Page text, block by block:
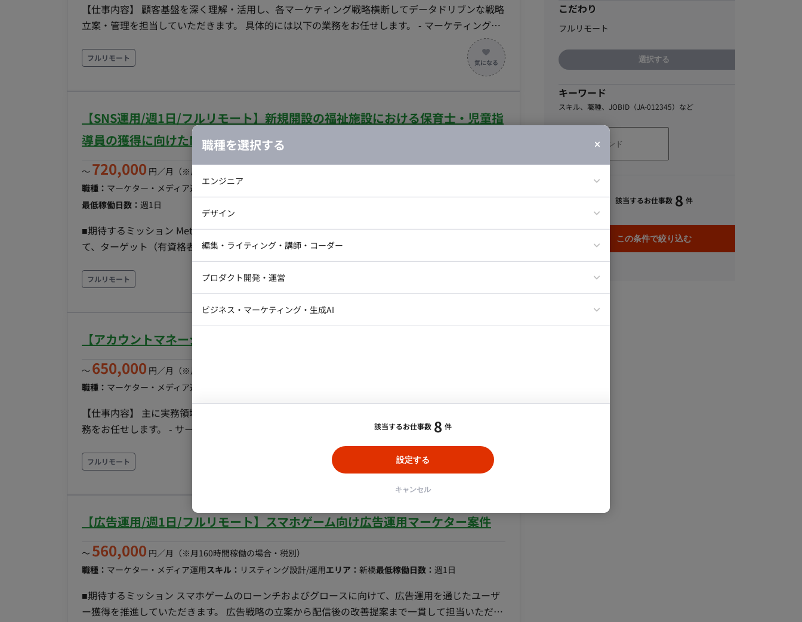
【仕事内容】 顧客基盤を深く理解・活用し、各マーケティング戦略横断してデータドリブンな戦略
立案・管理を担当していただきます。 具体的には以下の業務をお任せします。 - マーケティング戦
略策定: マーケティング領域における当社ストラテジストのビジョンを理解し、ロイヤルカスタマ
ー戦略や会員育成領域のロードマップ描く。 - フィジビリティの検証: 社内の資源を踏まえた戦略の
フィジビリティを検証し全体進捗の管理を行う。必要に応じてストラテジストへ資源追加の提案を
当社の顧客セグメントを深く理解し、アプリ/SNSなどのチャネルを活用した育成シナリオを構成し
具体的な戦術を策定する。 - 必要な人材モデルの作成: 構想した顧客育成シナリオの実現に必要なス
キルを持つ人材像を定義し、採用・育成計画を含む人材モデルを作成。 - ベンダー選定支援: 提案さ
れた内容を評価し、最適なベンダー等の支援会社の選定を支援。 - ROI（投資対効果）モデルの作
成: 各戦術の費用対効果を定量的に評価するためのROIモデルを作成し、経営層への説明・合意形成
を行う。 - 経営層への報告・提案支援: 検討状況や計画内容について、ストラテジストが定期的に経
営層へ報告し、必要な承認を得るための支援を行う。 - 関連部門との連携: デジタルマーケティング
部以外の関連部門と密に連携し、情報共有や意見交換を行いながら計画を推進。
フルリモート
【SNS運用/週1日/フルリモート】新規開設の福祉施設における保育士・児童指
導員の獲得に向けたMeta広告運用ディレクション業務案件
〜 720,000 円／月 （※月160時間稼働の場合・税別）
職種： マーケター・メディア運用スキル：
最低稼働日数： 週1日
■期待するミッション Meta広告を中心とした採用マーケティングの「司令塔（脳みそ役）」とし
て、ターゲット（有資格者）の獲得効率を最大化していただきます。広告クリエイティブやLPの改
善判断を行い、外部のLP制作者等へディレクションを行いながら成果創出に貢献していただきま
す。 ■業務内容・担当工程 【要件定義・設計・テスト・保守運用】 ・Meta広告マネージャーを用
いた、保育士・児童指導員に特化した詳細なセグメント・ターゲティング設計 ・広告運用全体の戦
略立案および数値改善に向けたレポーティング・分析 ・広告クリエイティブ・LPの改善判断、お
よび外部デザイナー（LP制作担当）への指示・ディレクション ・週次ミーティング（1回あたり
1〜2時間程度想定）における戦略の擦り合わせ・進捗報告 ■チーム体制 ・マーケティング責任者
境 ・FW：Meta広告マネージャー ■働き方 ・稼働量：週1日（初月は月16時間、2ヶ月目以降は月8
時間など状況に応じて縮小調整を想定） ・リモート稼働：フルリモート ・フレックス稼働：可能
（週次の定例打ち合わせ以外は、稼働時間を自主管理いただけます）
フルリモート
【アカウントマネージャー/週5日～/フルリモート】小売業の広告運営業務案件
〜 650,000 円／月 （※月160時間稼働の場合・税別）
職種： マーケター・メディア運用
【仕事内容】 主に実務領域のプロジェクトマネジメントをお願いいたします。具体的には以下の業
務をお任せします。 - サービスオーナーとの連携: リテールメディア事業のオーナーの計画を元に、
チームのフィジビリティを管理。 - チームのKPIやPDCA管理: チームメンバーの業務課題を見つ
け、PDCAを回すための支援を行う。 - 各アカウントのKPI管理: 戦略/戦術から引かれたKPIを達成す
るための阻害要因を解消し、施策を遂行する。 - ステークホルダーマネジメント: メーカーや代理
店、社内バイヤーとのコミュニケーションや要望の確認と対応。 - 契約/配信フロー管理: 各案件ご
との契約／配信フローの管理。 - PMO支援: ステークホルダーとの定例／商談／レポート業務、及
び社内の会議体の設定とファシリテーション。 - 戦略層への成長戦略提案支援: オーナーが社内の戦
フルリモート
【広告運用/週1日/フルリモート】スマホゲーム向け広告運用マーケター案件
〜 560,000 円／月 （※月160時間稼働の場合・税別）
職種： マーケター・メディア運用スキル： リスティング設計/運用エリア： 新橋最低稼働日数： 週1日
■期待するミッション スマホゲームのローンチおよびグロースに向けて、広告運用を通じたユーザ
ー獲得を推進していただきます。 広告戦略の立案から配信後の改善提案まで一貫して担当いただ
職種を選択する
エンジニア
インフラエンジニア
テストエンジニア・テクニカルサポート
AIエンジニア・機械学習エンジニア
デザイン
Webデザイナー・UI/UXデザイナー
ラストレーター
編集・ライティング・講師・コーダー
プロダクト開発・運営
クトマネージャー
ビジネス・マーケティング・生成AI
該当するお仕事数 8 件
設定する
キャンセル
こだわり
フルリモート
選択する
キーワード
スキル、職種、JOBID（JA-012345）など
該当するお仕事数 8 件
この条件で絞り込む